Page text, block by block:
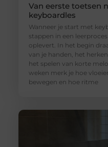
Van eerste toetsen
keyboardles
Wanneer je start met
stappen in een
oplevert. In het begin
van je handen, het
het spelen van korte
weken merk je hoe
bewegen en hoe ritme